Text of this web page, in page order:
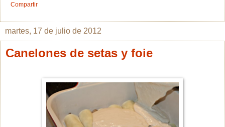
Compartir
martes, 17 de julio de 2012
Canelones de setas y foie